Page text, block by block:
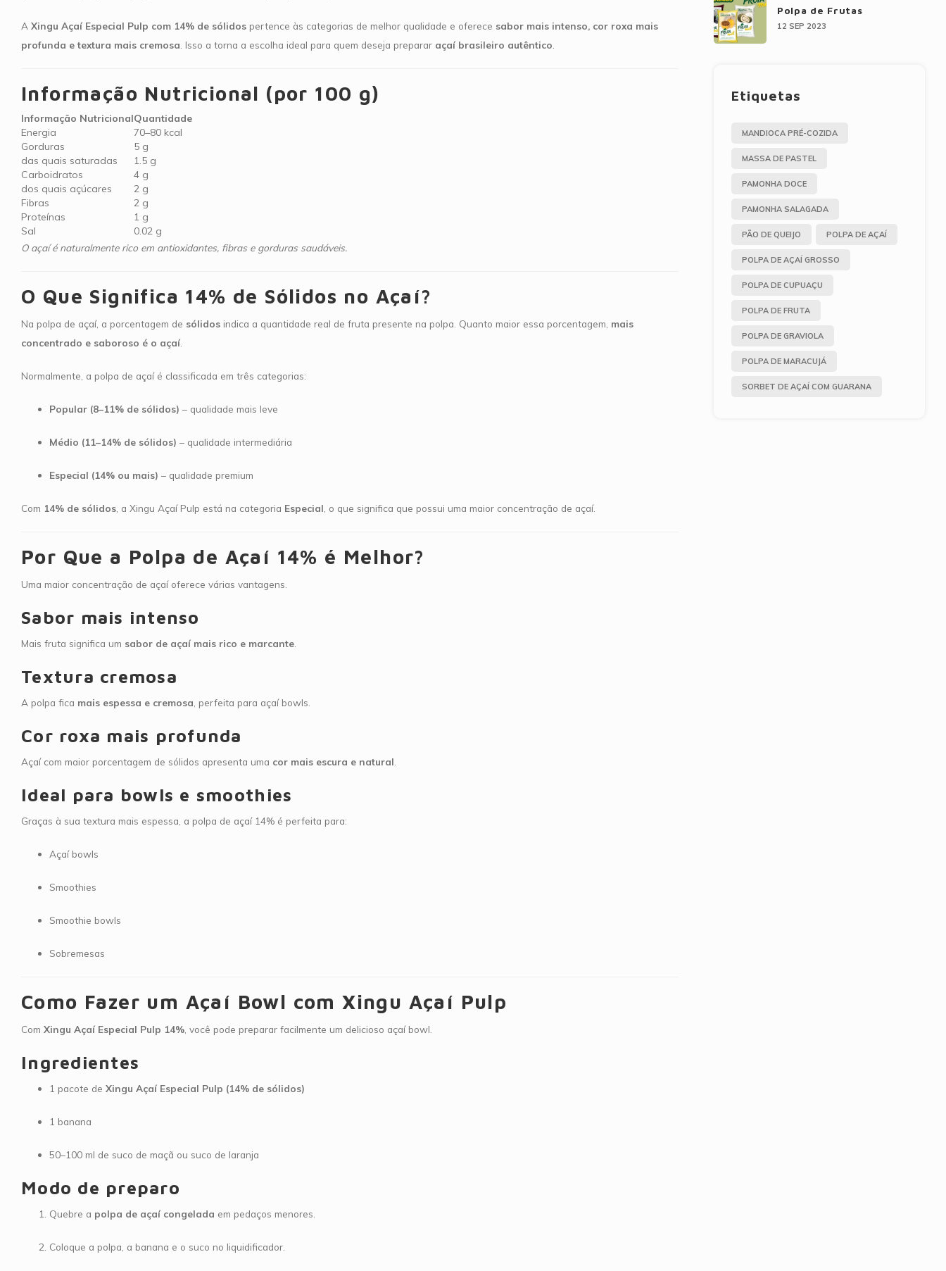
A Xingu Açaí Especial Pulp com 14% de sólidos pertence às categorias de melhor qualidade e oferece sabor mais intenso, cor roxa mais
profunda e textura mais cremosa . Isso a torna a escolha ideal para quem deseja preparar açaí brasileiro autêntico
Informação Nutricional (por 100 g)
Informação NutricionalQuantidade
Energia
70–80 kcal
Gorduras
5 g
das quais saturadas
1.5 g
Carboidratos
4 g
dos quais açúcares
2 g
Fibras
2 g
Proteínas
1 g
Sal
0.02 g
O açaí é naturalmente rico em antioxidantes, fibras e gorduras saudáveis.
O Que Significa 14% de Sólidos no Açaí?
Na polpa de açaí, a porcentagem de sólidos indica a quantidade real de fruta presente na polpa. Quanto maior essa porcentagem, mais
concentrado e saboroso é o açaí
Normalmente, a polpa de açaí é classificada em três categorias:
Popular (8–11% de sólidos) – qualidade mais leve
Médio (11–14% de sólidos) – qualidade intermediária
Especial (14% ou mais) – qualidade premium
Com 14% de sólidos , a Xingu Açaí Pulp está na categoria Especial , o que significa que possui uma maior concentração de açaí.
Por Que a Polpa de Açaí 14% é Melhor?
Uma maior concentração de açaí oferece várias vantagens.
Sabor mais intenso
Mais fruta significa um sabor de açaí mais rico e marcante
Textura cremosa
A polpa fica mais espessa e cremosa , perfeita para açaí bowls.
Cor roxa mais profunda
Açaí com maior porcentagem de sólidos apresenta uma cor mais escura e natural
Ideal para bowls e smoothies
Graças à sua textura mais espessa, a polpa de açaí 14% é perfeita para:
Açaí bowls
Smoothies
Smoothie bowls
Sobremesas
Como Fazer um Açaí Bowl com Xingu Açaí Pulp
Com Xingu Açaí Especial Pulp 14% , você pode preparar facilmente um delicioso açaí bowl.
Ingredientes
1 pacote de Xingu Açaí Especial Pulp (14% de sólidos)
1 banana
50–100 ml de suco de maçã ou suco de laranja
Modo de preparo
Quebre a polpa de açaí congelada em pedaços menores.
Coloque a polpa, a banana e o suco no liquidificador.
Polpa de Frutas
12 SEP 2023
Etiquetas
MANDIOCA PRÉ-COZIDA
MASSA DE PASTEL
PAMONHA DOCE
PAMONHA SALAGADA
PÃO DE QUEIJO POLPA DE AÇAÍ
POLPA DE AÇAÍ GROSSO
POLPA DE CUPUAÇU
POLPA DE FRUTA
POLPA DE GRAVIOLA
POLPA DE MARACUJÁ
SORBET DE AÇAÍ COM GUARANA